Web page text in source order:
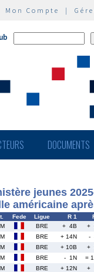
Mon Compte |
DOCUMENTS
jeunes
américaine
Fede Ligue R 1
BRE + 4B +
BRE + 14N -
BRE + 10B +
BRE - 1N =
BRE + 12N +